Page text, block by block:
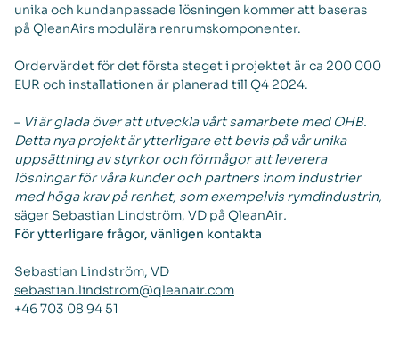
unika och kundanpassade lösningen kommer att baseras
på QleanAirs modulära renrumskomponenter.
Ordervärdet för det första steget i projektet är ca 200 000
EUR och installationen är planerad till Q4 2024.
– Vi är glada över att utveckla vårt samarbete med OHB.
Detta nya projekt är ytterligare ett bevis på vår unika
uppsättning av styrkor och förmågor att leverera
lösningar för våra kunder och partners inom industrier
med höga krav på renhet, som exempelvis rymdindustrin,
säger Sebastian Lindström, VD på QleanAir.
För ytterligare frågor, vänligen kontakta
Sebastian Lindström, VD
sebastian.lindstrom@qleanair.com
+46 703 08 94 51